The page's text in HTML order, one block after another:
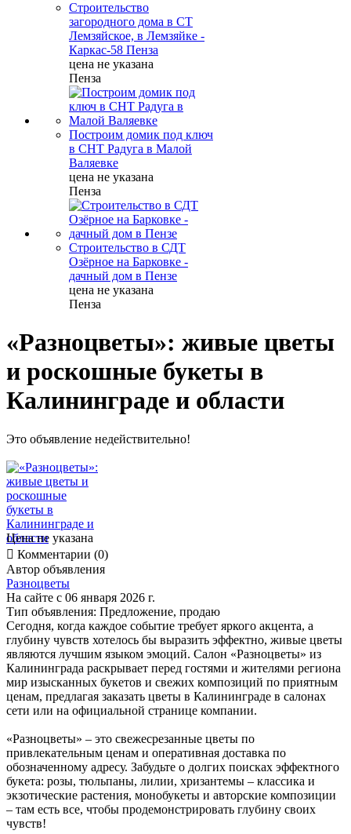
Строительство
загородного дома в СТ
Лемзяйское, в Лемзяйке -
Каркас-58 Пенза
цена не указана
Пенза
Построим домик под ключ
в СНТ Радуга в Малой
Валяевке
цена не указана
Пенза
Строительство в СДТ
Озёрное на Барковке -
дачный дом в Пензе
цена не указана
Пенза
«Разноцветы»: живые цветы
и роскошные букеты в
Калининграде и области
Это объявление недействительно!
Цена не указана
 Комментарии (0)
Автор объявления
Разноцветы
На сайте с 06 января 2026 г.
Тип объявления: Предложение, продаю
Сегодня, когда каждое событие требует яркого акцента, а
глубину чувств хотелось бы выразить эффектно, живые цветы
являются лучшим языком эмоций. Салон «Разноцветы» из
Калининграда раскрывает перед гостями и жителями региона
мир изысканных букетов и свежих композиций по приятным
ценам, предлагая заказать цветы в Калининграде в салонах
сети или на официальной странице компании.
«Разноцветы» – это свежесрезанные цветы по
привлекательным ценам и оперативная доставка по
обозначенному адресу. Забудьте о долгих поисках эффектного
букета: розы, тюльпаны, лилии, хризантемы – классика и
экзотические растения, монобукеты и авторские композиции
– там есть все, чтобы продемонстрировать глубину своих
чувств!